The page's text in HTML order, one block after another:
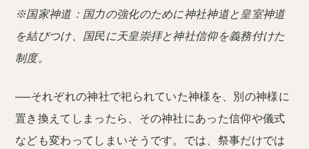
※国家神道：国力の強化のために神社神道と皇室神道
を結びつけ、国民に天皇崇拝と神社信仰を義務付けた
制度。
──それぞれの神社で祀られていた神様を、別の神様に
置き換えてしまったら、その神社にあった信仰や儀式
なども変わってしまいそうです。では、祭事だけでは